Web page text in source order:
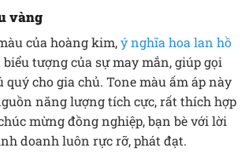
vàng
của hoàng kim,ý nghĩa hoa lan hồ
biểu tượng của sự may mắn, giúp gọi
quý cho gia chủ. Tone màu ấm áp này
năng lượng tích cực, rất thích hợp
mừng đồng nghiệp, bạn bè với lời
doanh luôn rực rỡ, phát đạt.